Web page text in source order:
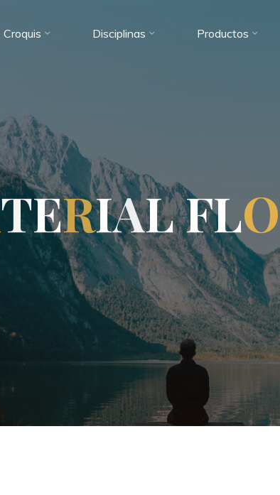
Croquis Disciplinas Productos
TERIALFLO